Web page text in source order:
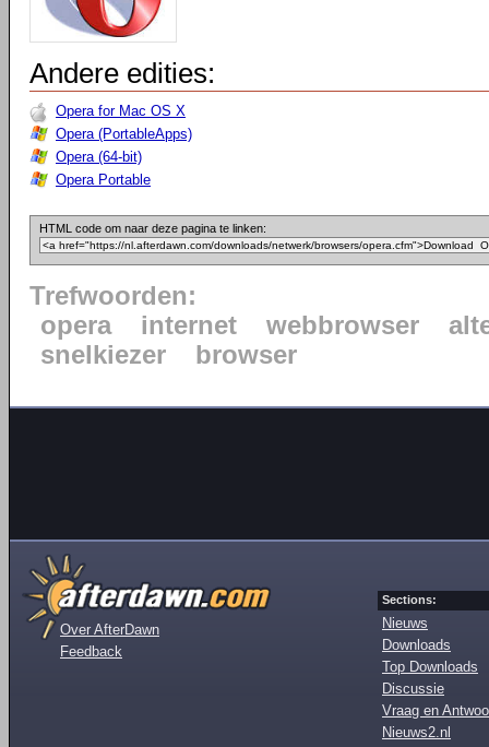
Andere edities:
Opera for Mac OS X
Opera (PortableApps)
Opera (64-bit)
Opera Portable
HTML code om naar deze pagina te linken:
Trefwoorden:
opera
internet webbrowser
snelkiezer
browser
Over AfterDawn
Feedback
Sections:
Nieuws
Downloads
Top Downloads
Discussie
Vraag en
Nieuws2.nl